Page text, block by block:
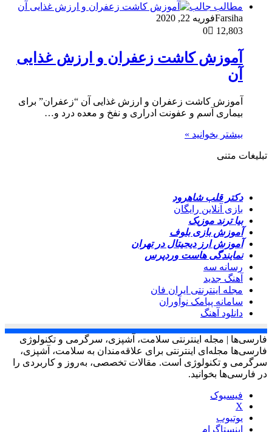
مطالب جالب
Farsihaفوریه 22, 2020
0
12,803
آموزش کاشت زعفران و ارزش غذایی
آن
آموزش کاشت زعفران و ارزش غذایی آن “زعفران” برای
بیماری آسم و عفونت ادراری و نفخ و معده درد و…
بیشتر بخوانید »
تبلیغات متنی
دکتر قلب شاهرود
بازی آنلاین رایگان
بیا ترند موزیک
آموزش بازی بلوف
آموزش ارز دیجیتال در تهران
نمایندگی هاست وردپرس
رسانه سه
آهنگ جدید
مجله اینترنتی ایران فان
سامانه پیامک نوآوران
دانلود آهنگ
فارسی‌ها | مجله اینترنتی سلامت، آشپزی، سرگرمی و تکنولوژی
فارسی‌ها مجله‌ای اینترنتی برای علاقه‌مندان به سلامت، آشپزی،
سرگرمی و تکنولوژی است. مقالات تخصصی، به‌روز و کاربردی را
در فارسی‌ها بخوانید.
فیسبوک
X
یوتیوب
اینستاگرام